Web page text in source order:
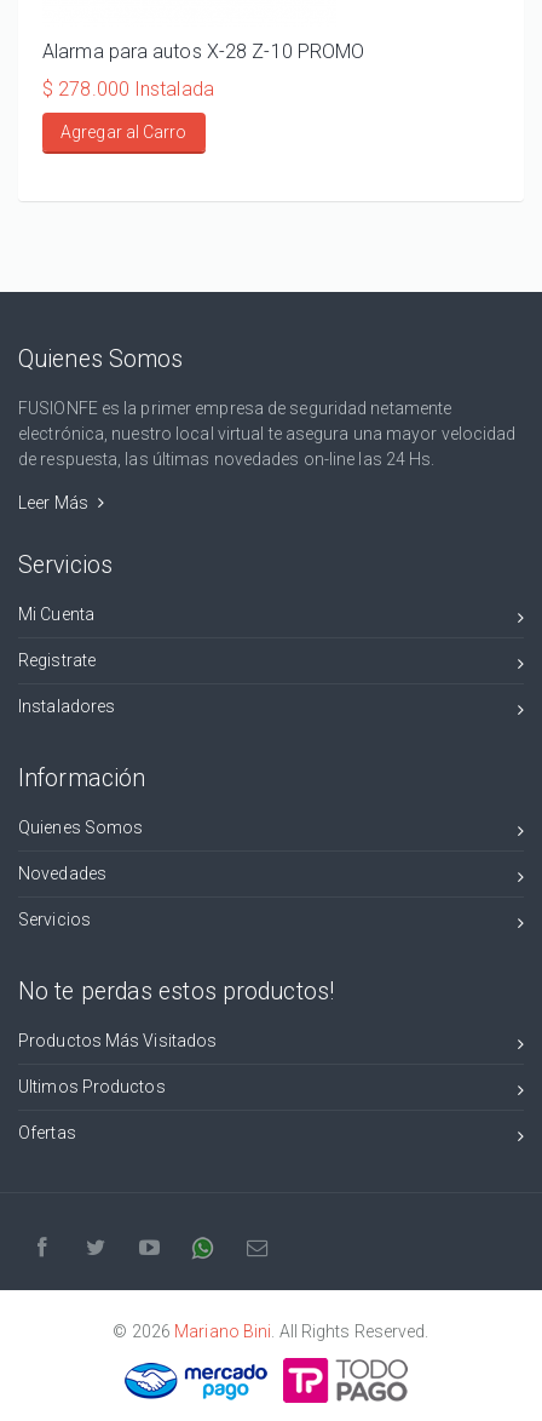
Alarma para autos X-28 Z-10 PROMO
$ 278.000 Instalada
Agregar al Carro
Quienes Somos
FUSIONFE es la primer empresa de seguridad netamente
electrónica, nuestro local virtual te asegura una mayor velocidad
de respuesta, las últimas novedades on-line las 24 Hs.
Leer Más
Servicios
Mi Cuenta
Registrate
Instaladores
Información
Quienes Somos
Novedades
Servicios
No te perdas estos productos!
Productos Más Visitados
Ultimos Productos
Ofertas
© 2026 Mariano Bini . All Rights Reserved.